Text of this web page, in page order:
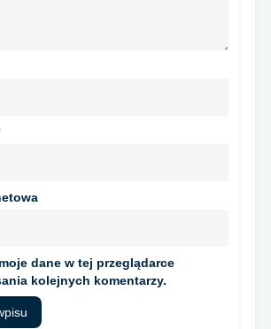
dane w tej przeglądarce
kolejnych komentarzy.